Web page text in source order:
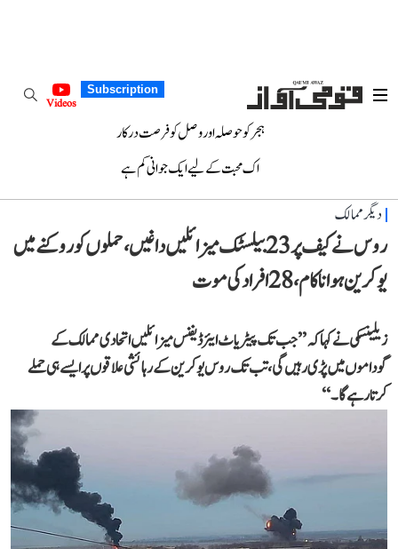
Subscription
Videos
ہجر کو حوصلہ اور وصل کو فرصت درکار
اک محبت کے لیے ایک جوانی کم ہے
دیگر ممالک
روس نے کیف پر 23 بیلسٹک میزائلیں داغیں، حملوں کو روکنے میں
یوکرین ہوا ناکام، 28 افراد کی موت
زیلینسکی نے کہا کہ ’’جب تک پیٹریاٹ ایئر ڈیفنس میزائلیں اتحادی ممالک کے
گوداموں میں پڑی رہیں گی، تب تک روس یوکرین کے رہائشی علاقوں پر ایسے ہی حملے
کرتا رہے گا۔‘‘